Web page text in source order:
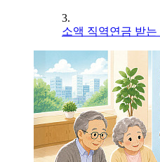
3.
소액 직역연금 받